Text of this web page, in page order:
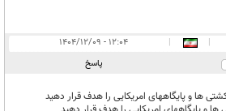
|
|
۱۲:۰۴ - ۱۴۰۴/۱۲/۰۹
پاسخ
ها و پایگاههای امریکایی را هدف قرار دهید